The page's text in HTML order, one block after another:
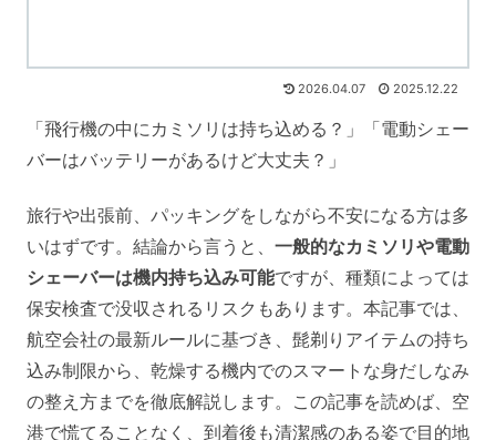
2026.04.07 2025.12.22
「飛行機の中にカミソリは持ち込める？」「電動シェー
バーはバッテリーがあるけど大丈夫？」
旅行や出張前、パッキングをしながら不安になる方は多
いはずです。結論から言うと、 一般的なカミソリや電動
シェーバーは機内持ち込み可能ですが、種類によっては
保安検査で没収されるリスクもあります。本記事では、
航空会社の最新ルールに基づき、髭剃りアイテムの持ち
込み制限から、乾燥する機内でのスマートな身だしなみ
の整え方までを徹底解説します。この記事を読めば、空
港で慌てることなく、到着後も清潔感のある姿で目的地